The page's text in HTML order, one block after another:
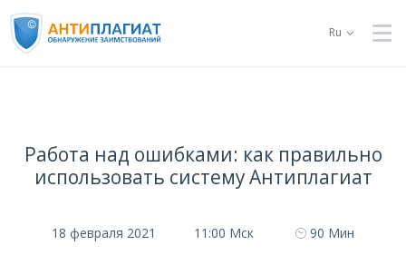
Ru
Работа над ошибками: как правильно
использовать систему Антиплагиат
18 февраля 2021 11:00 Мск 90 Мин